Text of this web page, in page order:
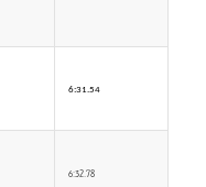
6:31.54
6:32.78